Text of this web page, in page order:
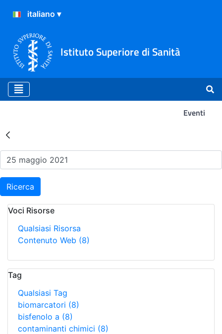
Istituto Superiore di Sanità
Eventi
Risultati della Ricerca -
Ricerca
Voci Risorse
Qualsiasi Risorsa
Contenuto Web (8)
Tag
Qualsiasi Tag
biomarcatori (8)
bisfenolo a (8)
contaminanti chimici (8)